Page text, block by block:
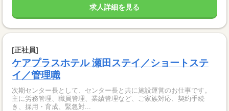
求人詳細を見る
[正社員]
ケアプラスホテル 瀬田ステイ／ショートステ
イ／管理職
次期センター長として、センター長と共に施設運営のお仕事です。
主に労務管理、職員管理、業績管理など、ご家族対応、契約手続
き、採用・育成、緊急対...